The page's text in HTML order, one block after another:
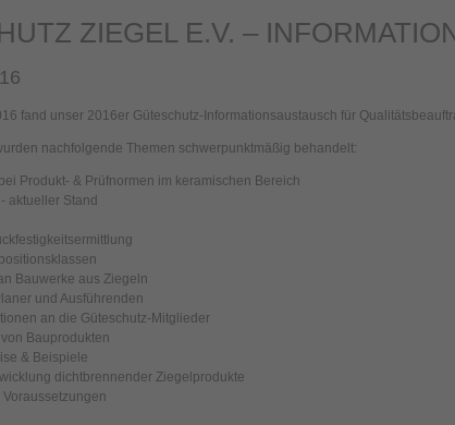
ZIEGEL E.V. –
fand unser 2016er Güteschutz-Informationsaustausch für
nachfolgende Themen schwerpunktmäßig behandelt:
Produkt- & Prüfnormen im keramischen Bereich
aktueller Stand
Bauwerke aus Ziegeln
und Ausführenden
an die Güteschutz-Mitglieder
Bauprodukten
& Beispiele
dichtbrennender Ziegelprodukte